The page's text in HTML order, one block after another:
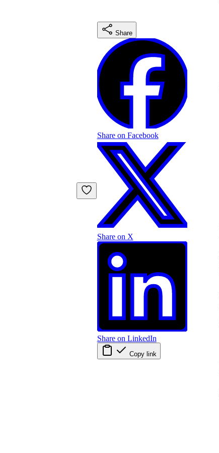
Share
Share on Facebook
Share on X
Share on LinkedIn
Copy link